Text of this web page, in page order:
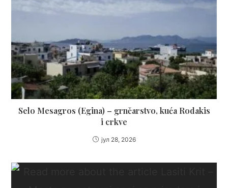
Selo Mesagros (Egina) – grnčarstvo, kuća Rodakis
i crkve
јул 28, 2026